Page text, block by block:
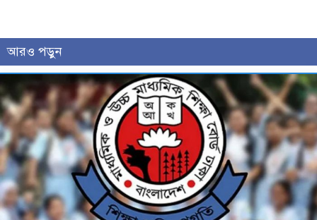
আরও পড়ুন